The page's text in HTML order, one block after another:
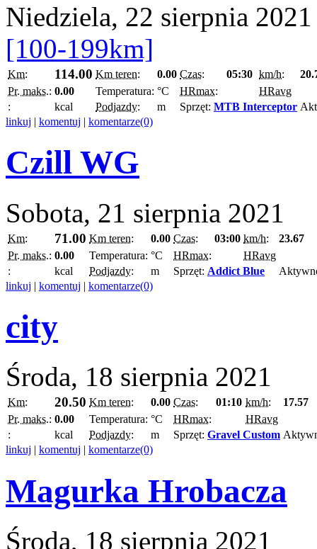
Niedziela, 22 sierpnia 2021
[100-199km]
Km: 114.00 Km teren: 0.00 Czas: 05:30 km/h:
Pr. maks.: 0.00 Temperatura: °C HRmax:
HRavg
:
kcal Podjazdy: m Sprzęt: MTB Interceptor
linkuj | komentuj | komentarze(0)
Czill WG
Sobota, 21 sierpnia 2021
Km: 71.00 Km teren: 0.00 Czas: 03:00 km/h:
23.67
Pr. maks.: 0.00 Temperatura: °C HRmax:
HRavg
:
kcal Podjazdy: m Sprzęt: Addict Blue
linkuj | komentuj | komentarze(0)
city
Środa, 18 sierpnia 2021
Km: 20.50 Km teren: 0.00 Czas: 01:10 km/h:
17.57
Pr. maks.: 0.00 Temperatura: °C HRmax:
HRavg
:
kcal Podjazdy: m Sprzęt: Gravel Custom
linkuj | komentuj | komentarze(0)
Magurka Hrobacza
Środa, 18 sierpnia 2021